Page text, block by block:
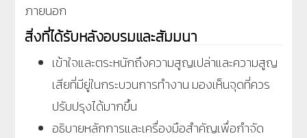
ภายนอก
สิ่งที่ได้รับหลังอบรมและสัมมนา
เข้าใจและตระหนักถึงความสูญเปล่าและความสูญ
เสียที่มียู่ในกระบวนการทำงาน มองเห็นจุดที่ควร
ปรับปรุงได้มากขึ้น
อธิบายหลักการและเครื่องมือสำคัญเพื่อกำจัด